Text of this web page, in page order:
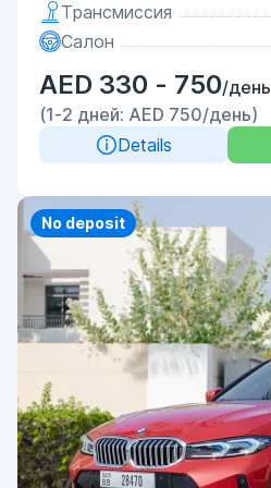
Трансмиссия
Салон
AED 330 - 750/день
(1-2 дней: AED 750/день)
Details
Priority
No deposit